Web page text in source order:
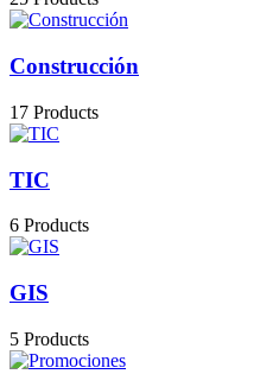
Construcción
17 Products
TIC
6 Products
GIS
5 Products